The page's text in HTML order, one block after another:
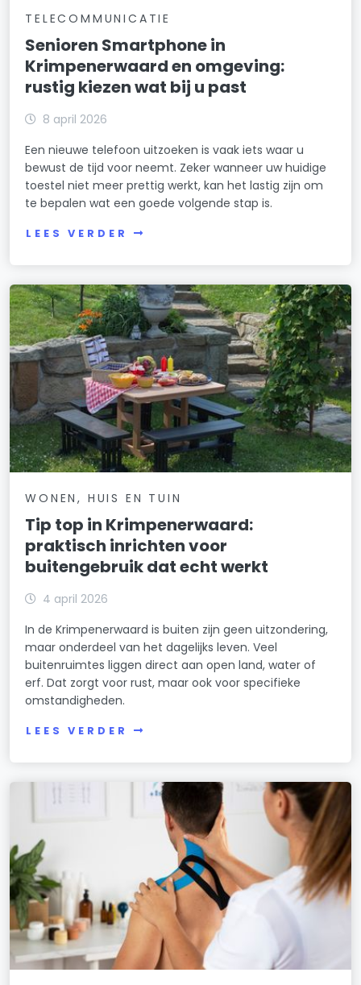
TELECOMMUNICATIE
Senioren Smartphone in
Krimpenerwaard en omgeving:
rustig kiezen wat bij u past
8 april 2026
Een nieuwe telefoon uitzoeken is vaak iets waar u
bewust de tijd voor neemt. Zeker wanneer uw huidige
toestel niet meer prettig werkt, kan het lastig zijn om
te bepalen wat een goede volgende stap is.
LEES VERDER
WONEN, HUIS EN TUIN
Tip top in Krimpenerwaard:
praktisch inrichten voor
buitengebruik dat echt werkt
4 april 2026
In de Krimpenerwaard is buiten zijn geen uitzondering,
maar onderdeel van het dagelijks leven. Veel
buitenruimtes liggen direct aan open land, water of
erf. Dat zorgt voor rust, maar ook voor specifieke
omstandigheden.
LEES VERDER